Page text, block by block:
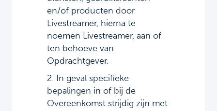
en/of producten door
Livestreamer, hierna te
noemen Livestreamer, aan of
ten behoeve van
Opdrachtgever.
2. In geval specifieke
bepalingen in of bij de
Overeenkomst strijdig zijn met